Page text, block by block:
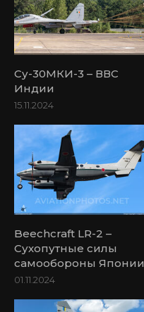
Су-30МКИ-3 – ВВС
Индии
15.11.2024
Beechcraft LR-2 –
Сухопутные силы
самообороны Японии
01.11.2024